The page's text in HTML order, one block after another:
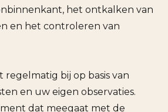
het ontkalken van
en het controleren van
regelmatig bij op basis van
en uw eigen observaties.
dat meegaat met de